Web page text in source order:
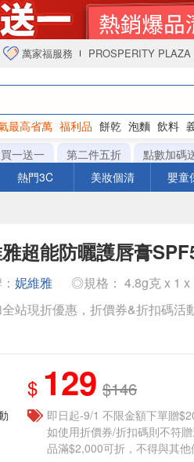
萬家福服務 PROSPERITY
最高省萬 福利品 餅乾 泡麵 飲料
買一送一 第二件五折 點數加碼
熱門3C 美妝個清 嬰童
超能防曬護唇膏
妮維雅
◎規格： 4.8g克 x 1 x
站現折優惠，折價券&折扣碼活
$ 129 $146
即日起-9/1 不限金額下單贈
如使用折價券/折扣碼則不符
品滿$2,000可折，不得與其